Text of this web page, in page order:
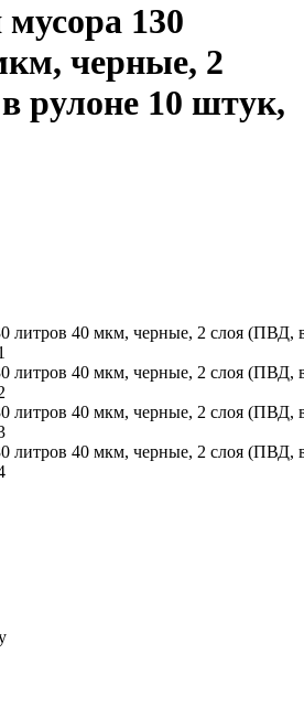
130
черные, 2
рулоне 10 штук,